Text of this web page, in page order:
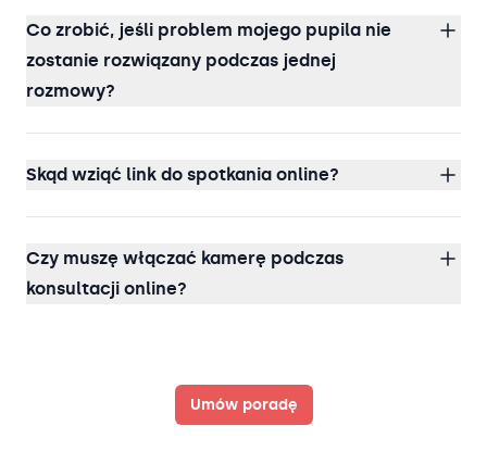
Co zrobić, jeśli problem mojego pupila nie
zostanie rozwiązany podczas jednej
rozmowy?
Skąd wziąć link do spotkania online?
Czy muszę włączać kamerę podczas
konsultacji online?
Umów poradę